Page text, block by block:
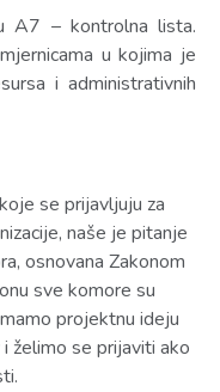
A7 – kontrolna lista.
u kojima je
i administrativnih
se prijavljuju za
naše je pitanje
osnovana Zakonom
sve komore su
projektnu ideju
želimo se prijaviti ako